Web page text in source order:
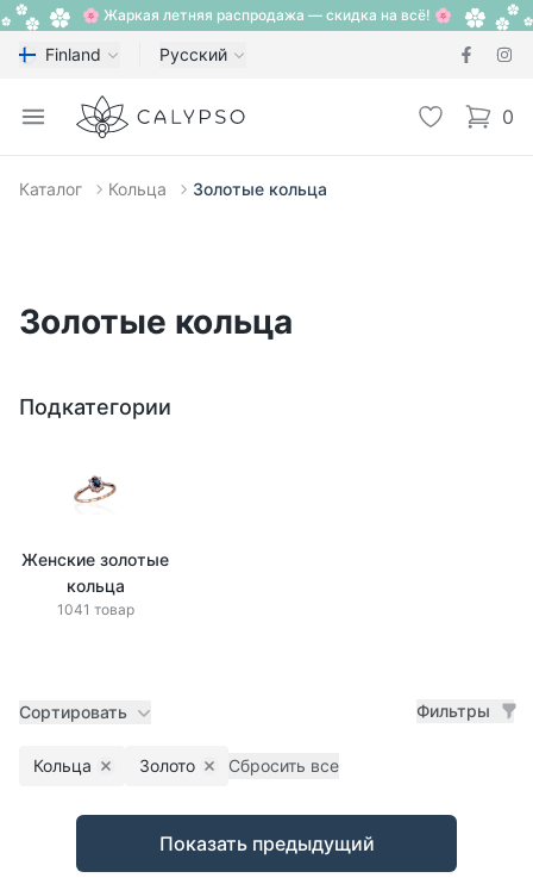
🌸 Жаркая летняя распродажа — скидка на всё! 🌸
Finland Русский
Open menu
Calypso Избранное
0
items
Каталог Кольца Золотые кольца
Золотые кольца
Подкатегории
Женские золотые
кольца
1041 товар
Сортировать Фильтры
Кольца Remove filter
Золото Remove filter
Сбросить все
Товары
Показать предыдущий